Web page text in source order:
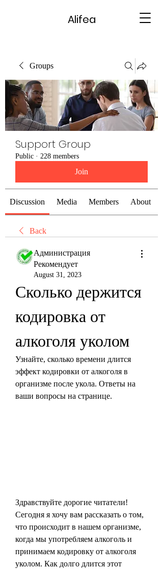
Alifea
Groups
Support Group
Public · 228 members
Join
Discussion Media Members About
Back
Администрация
Рекомендует
August 31, 2023
Сколько держится
кодировка от
алкоголя уколом
Узнайте, сколько времени длится
эффект кодировки от алкоголя в
организме после укола. Ответы на
ваши вопросы на странице.
Здравствуйте дорогие читатели!
Сегодня я хочу вам рассказать о том,
что происходит в нашем организме,
когда мы употребляем алкоголь и
принимаем кодировку от алкоголя
уколом. Как долго длится этот